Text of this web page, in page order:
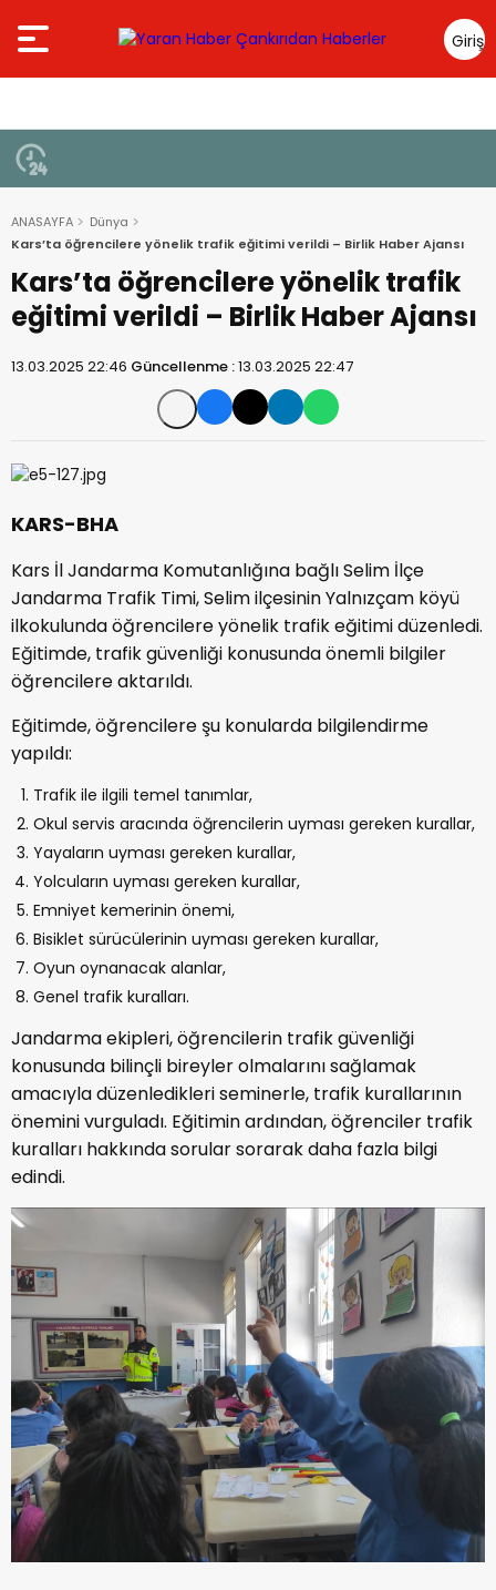
Giriş
Yap
ANASAYFA
Dünya
Kars’ta öğrencilere yönelik trafik eğitimi verildi – Birlik Haber Ajansı
Kars’ta öğrencilere yönelik trafik
eğitimi verildi – Birlik Haber Ajansı
13.03.2025 22:46 Güncellenme :13.03.2025 22:47
KARS-BHA
Kars İl Jandarma Komutanlığına bağlı Selim İlçe
Jandarma Trafik Timi, Selim ilçesinin Yalnızçam köyü
ilkokulunda öğrencilere yönelik trafik eğitimi düzenledi.
Eğitimde, trafik güvenliği konusunda önemli bilgiler
öğrencilere aktarıldı.
Eğitimde, öğrencilere şu konularda bilgilendirme
yapıldı:
Trafik ile ilgili temel tanımlar,
Okul servis aracında öğrencilerin uyması gereken kurallar,
Yayaların uyması gereken kurallar,
Yolcuların uyması gereken kurallar,
Emniyet kemerinin önemi,
Bisiklet sürücülerinin uyması gereken kurallar,
Oyun oynanacak alanlar,
Genel trafik kuralları.
Jandarma ekipleri, öğrencilerin trafik güvenliği
konusunda bilinçli bireyler olmalarını sağlamak
amacıyla düzenledikleri seminerle, trafik kurallarının
önemini vurguladı. Eğitimin ardından, öğrenciler trafik
kuralları hakkında sorular sorarak daha fazla bilgi
edindi.